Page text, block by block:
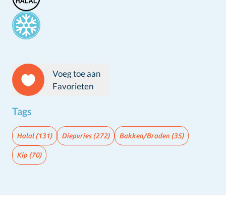
Voeg toe aan
Favorieten
Tags
Halal(131) Diepvries(272) Bakken/Braden (35)
Kip(70)